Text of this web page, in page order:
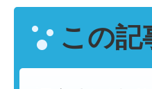
この記